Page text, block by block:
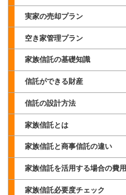
実家の売却プラン
空き家管理プラン
家族信託の基礎知識
信託ができる財産
信託の設計方法
家族信託とは
家族信託と商事信託の違い
家族信託を活用する場合の費用
家族信託必要度チェック